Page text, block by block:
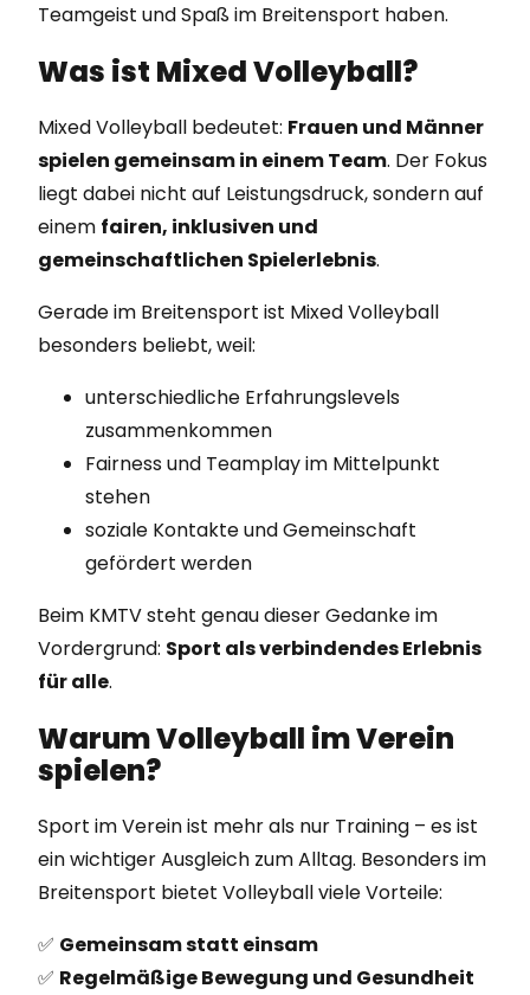
Teamgeist und Spaß im Breitensport haben.
Was ist Mixed Volleyball?
Mixed Volleyball bedeutet: Frauen und Männer
spielen gemeinsam in einem Team. Der Fokus
liegt dabei nicht auf Leistungsdruck, sondern auf
einem fairen, inklusiven und
gemeinschaftlichen Spielerlebnis.
Gerade im Breitensport ist Mixed Volleyball
besonders beliebt, weil:
unterschiedliche Erfahrungslevels
zusammenkommen
Fairness und Teamplay im Mittelpunkt
stehen
soziale Kontakte und Gemeinschaft
gefördert werden
Beim KMTV steht genau dieser Gedanke im
Vordergrund: Sport als verbindendes Erlebnis
für alle.
Warum Volleyball im Verein
spielen?
Sport im Verein ist mehr als nur Training – es ist
ein wichtiger Ausgleich zum Alltag. Besonders im
Breitensport bietet Volleyball viele Vorteile:
✅ Gemeinsam statt einsam
✅ Regelmäßige Bewegung und Gesundheit